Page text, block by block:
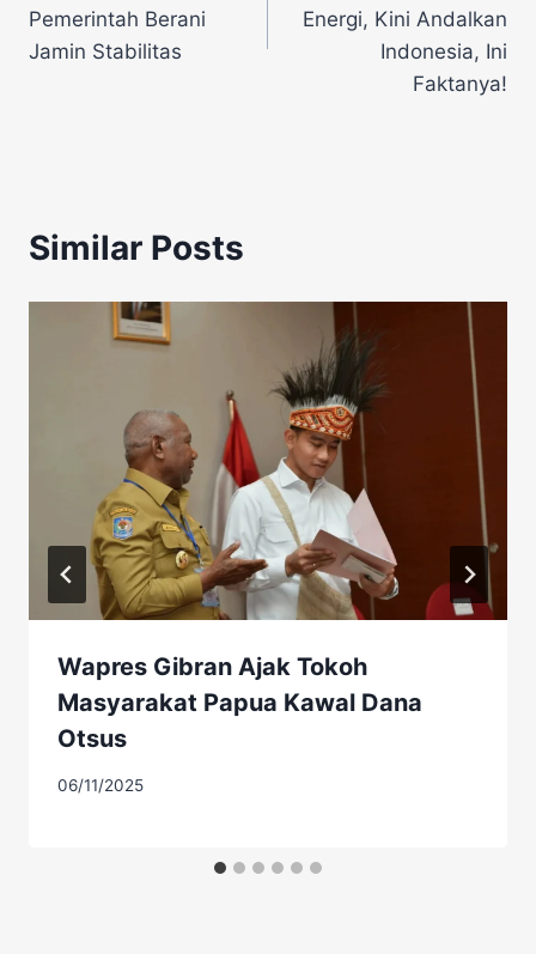
Pemerintah Berani
Jamin Stabilitas
Energi, Kini Andalkan
Indonesia, Ini
Faktanya!
Similar Posts
Wapres Gibran Ajak Tokoh
Masyarakat Papua Kawal Dana
Otsus
06/11/2025